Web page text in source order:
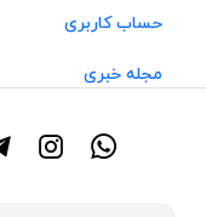
حساب کاربری
مجله خبری